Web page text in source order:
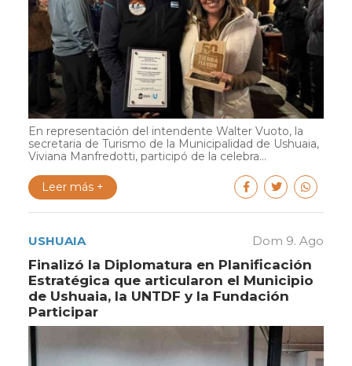
En representación del intendente Walter Vuoto, la
secretaria de Turismo de la Municipalidad de Ushuaia,
Viviana Manfredotti, participó de la celebra...
Leer más +
USHUAIA Dom 9. Ago
Finalizó la Diplomatura en Planificación
Estratégica que articularon el Municipio
de Ushuaia, la UNTDF y la Fundación
Participar